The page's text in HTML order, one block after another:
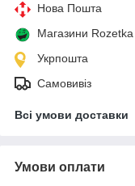
Нова Пошта
Магазини Rozetka
Укрпошта
Самовивіз
Всі умови доставки
Умови оплати